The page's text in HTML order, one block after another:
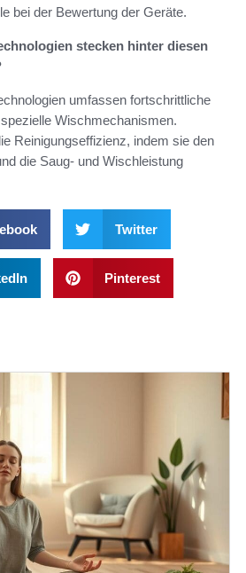
bei der Bewertung der Geräte.
stecken hinter diesen
umfassen fortschrittliche
Wischmechanismen.
Reinigungseffizienz, indem sie den
die Saug- und Wischleistung
Twitter
Pinterest